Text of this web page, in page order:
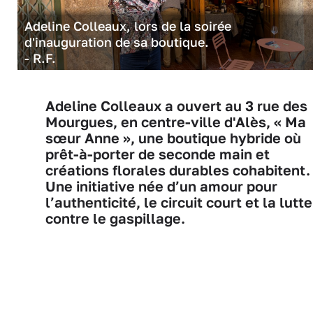
Adeline Colleaux, lors de la soirée
d'inauguration de sa boutique.
- R.F.
Adeline Colleaux a ouvert au 3 rue des
Mourgues, en centre-ville d'Alès, « Ma
sœur Anne », une boutique hybride où
prêt-à-porter de seconde main et
créations florales durables cohabitent.
Une initiative née d’un amour pour
l’authenticité, le circuit court et la lutte
contre le gaspillage.